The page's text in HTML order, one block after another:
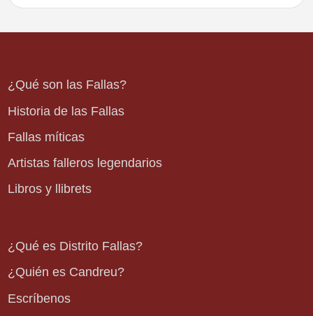
¿Qué son las Fallas?
Historia de las Fallas
Fallas míticas
Artistas falleros legendarios
Libros y llibrets
¿Qué es Distrito Fallas?
¿Quién es Candreu?
Escríbenos